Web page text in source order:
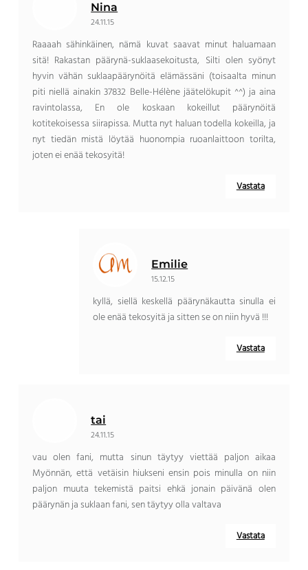
Nina
24.11.15
Raaaah sähinkäinen, nämä kuvat saavat minut haluamaan
sitä! Rakastan päärynä-suklaasekoitusta, Silti olen syönyt
hyvin vähän suklaapäärynöitä elämässäni (toisaalta minun
piti niellä ainakin 37832 Belle-Hélène jäätelökupit ^^) ja aina
ravintolassa, En ole koskaan kokeillut päärynöitä
kotitekoisessa siirapissa. Mutta nyt haluan todella kokeilla, ja
nyt tiedän mistä löytää huonompia ruoanlaittoon torilta,
joten ei enää tekosyitä!
Vastata
Emilie
15.12.15
kyllä, siellä keskellä päärynäkautta sinulla ei
ole enää tekosyitä ja sitten se on niin hyvä !!!
Vastata
tai
24.11.15
vau olen fani, mutta sinun täytyy viettää paljon aikaa
Myönnän, että vetäisin hiukseni ensin pois minulla on niin
paljon muuta tekemistä paitsi ehkä jonain päivänä olen
päärynän ja suklaan fani, sen täytyy olla valtava
Vastata